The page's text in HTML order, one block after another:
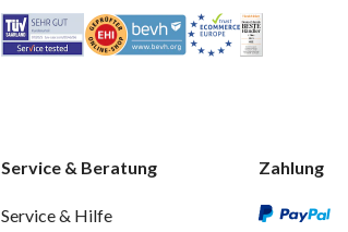
Service & Beratung
Service & Hilfe
Zahlung